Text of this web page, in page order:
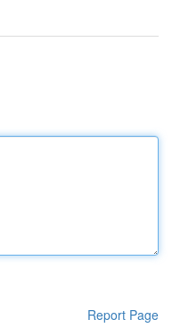
Report Page